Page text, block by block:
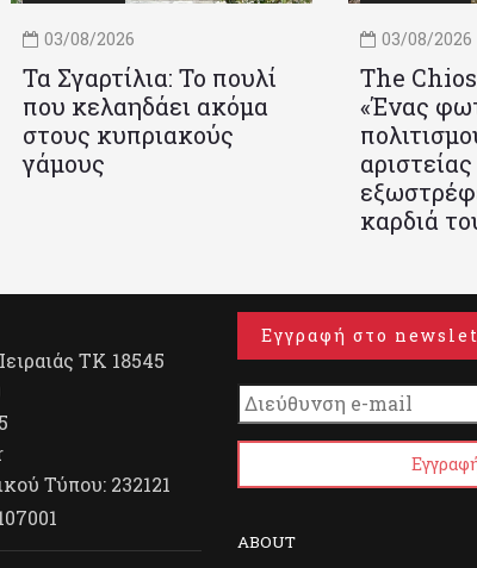
03/08/2026
Τα Σγαρτίλια: Το πουλί
που κελαηδάει ακόμα
στους κυπριακούς
γάμους
03/08/2026
Τhe
«Ένας
καρδιά
ΤΚ 18545
Τύπου: 232121
Εγγραφή στο
ABOUT